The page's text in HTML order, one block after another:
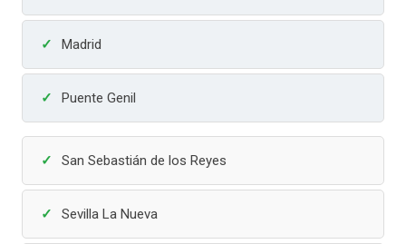
Madrid
Puente Genil
San Sebastián de los Reyes
Sevilla La Nueva